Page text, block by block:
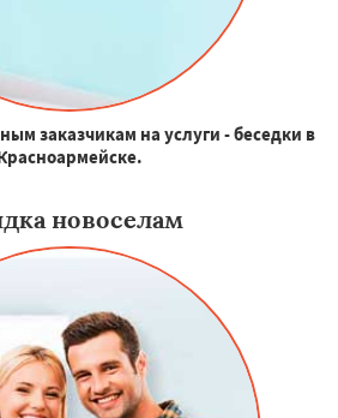
заказчикам на услуги - беседки в
новоселам